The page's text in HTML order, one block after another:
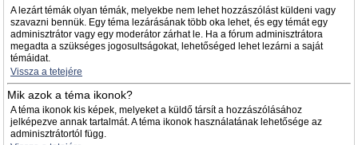
A lezárt témák olyan témák, melyekbe nem lehet hozzászólást küldeni vagy
szavazni bennük. Egy téma lezárásának több oka lehet, és egy témát egy
adminisztrátor vagy egy moderátor zárhat le. Ha a fórum adminisztrátora
megadta a szükséges jogosultságokat, lehetőséged lehet lezárni a saját
témáidat.
Vissza a tetejére
Mik azok a téma ikonok?
A téma ikonok kis képek, melyeket a küldő társít a hozzászólásához
jelképezve annak tartalmát. A téma ikonok használatának lehetősége az
adminisztrátortól függ.